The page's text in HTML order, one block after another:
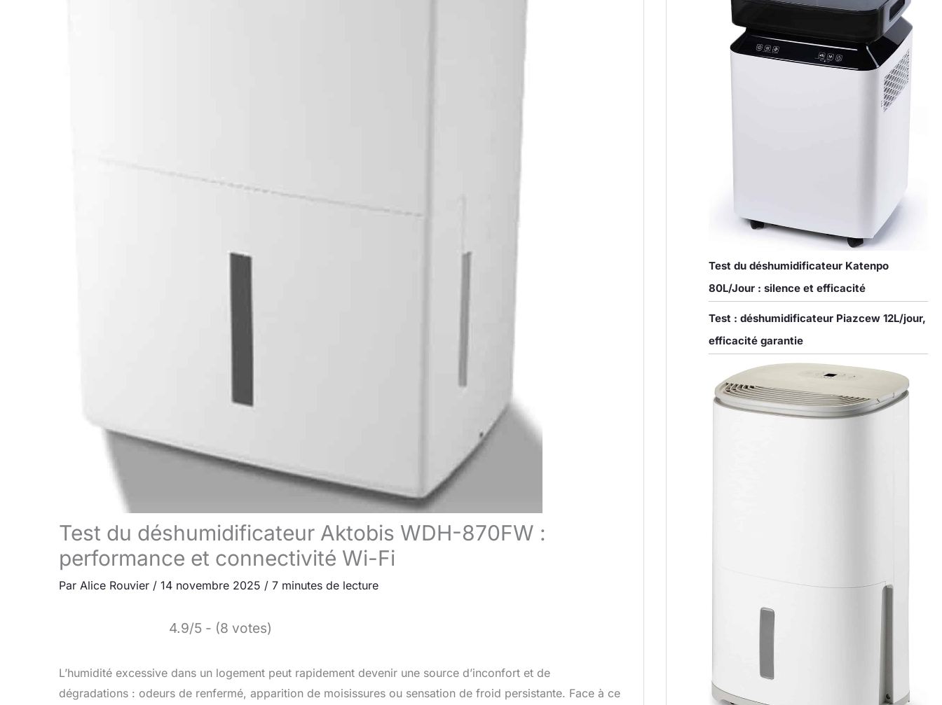
Test du déshumidificateur Aktobis WDH-870FW :
performance et connectivité Wi-Fi
Par Alice Rouvier / 14 novembre 2025 / 7 minutes de lecture
4.9/5 - (8 votes)
L’humidité excessive dans un logement peut rapidement devenir une source d’inconfort et de
dégradations : odeurs de renfermé, apparition de moisissures ou sensation de froid persistante. Face à ce
Test du déshumidificateur Katenpo
80L/Jour : silence et efficacité
Test : déshumidificateur Piazcew 12L/jour,
efficacité garantie